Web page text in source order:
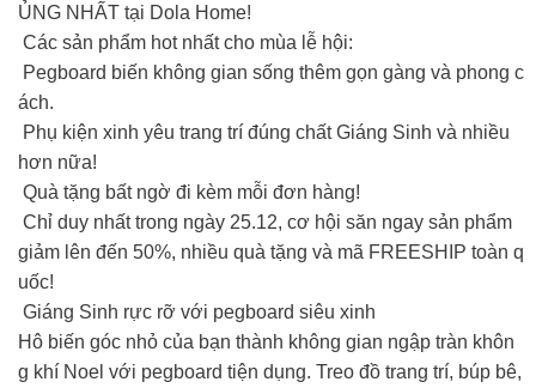
ỦNG NHẤT tại Dola Home!
Các sản phẩm hot nhất cho mùa lễ hội:
Pegboard biến không gian sống thêm gọn gàng và phong c
ách.
Phụ kiện xinh yêu trang trí đúng chất Giáng Sinh và nhiều
hơn nữa!
Quà tặng bất ngờ đi kèm mỗi đơn hàng!
Chỉ duy nhất trong ngày 25.12, cơ hội săn ngay sản phẩm
giảm lên đến 50%, nhiều quà tặng và mã FREESHIP toàn q
uốc!
Giáng Sinh rực rỡ với pegboard siêu xinh
Hô biến góc nhỏ của bạn thành không gian ngập tràn khôn
g khí Noel với pegboard tiện dụng. Treo đồ trang trí, búp bê,